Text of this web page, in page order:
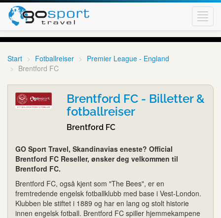
Start Fotballreiser
Premier League - England
Brentford FC
Brentford FC - Billetter &
fotballreiser
Brentford FC
GO Sport Travel, Skandinavias eneste? Official
Brentford FC Reseller, ønsker deg velkommen til
Brentford FC.
Brentford FC, også kjent som "The Bees", er en
fremtredende engelsk fotballklubb med base i Vest-London.
Klubben ble stiftet i 1889 og har en lang og stolt historie
innen engelsk fotball. Brentford FC spiller hjemmekampene